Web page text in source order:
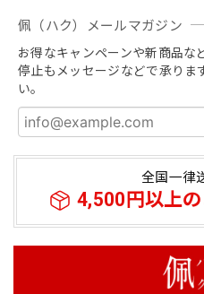
佩（ハク）メールマガジン
お得なキャンペーンや新商品な
停止もメッセージなどで承りま
い。
全国一律
4,500円以上
愛いただき、おでか
2026/07/21
商品について 総合～とても満
文句なくかわいいの一言に
ず、外出のテンション爆上が
100％～肌に触れる感触
比較検討する予定、ポリエス
長さが丁度良い、親指がはい